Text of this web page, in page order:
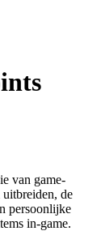
van game-
de
persoonlijke
in-game.